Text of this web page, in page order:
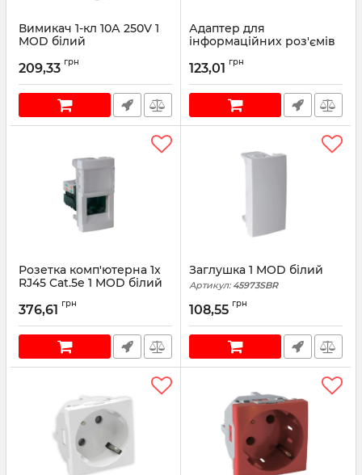
Вимикач 1-кл 10А 250V 1
MOD білий
209,33 грн
Адаптер для
інформаційних роз'ємів
білий
Артикул: 45977SBR
123,01 грн
Розетка комп'ютерна 1x
RJ45 Cat.5e 1 MOD білий
376,61 грн
Заглушка 1 MOD білий
Артикул: 45973SBR
108,55 грн